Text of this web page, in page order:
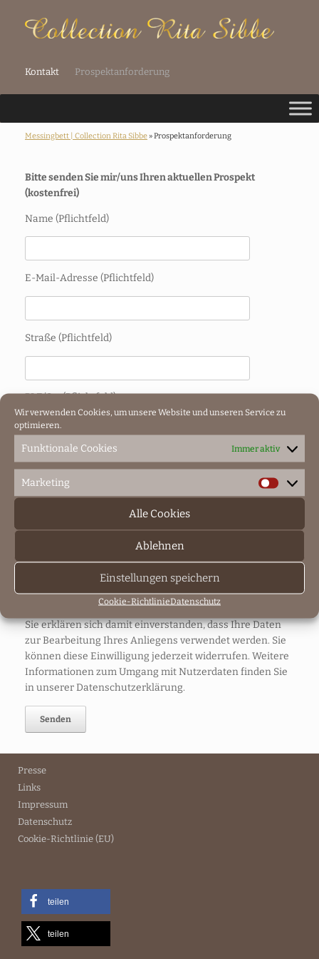
Wir verwenden Cookies, um unsere Website und unseren Service zu
optimieren.
Funktionale Cookies Immer aktiv
Marketing
Alle Cookies
Ablehnen
Einstellungen speichern
Cookie-RichtlinieDatenschutz
Kontakt Prospektanforderung
Messingbett | Collection Rita Sibbe» Prospektanforderung
Bitte senden Sie mir/uns Ihren aktuellen Prospekt
(kostenfrei)
Name (Pflichtfeld)
E-Mail-Adresse (Pflichtfeld)
Straße (Pflichtfeld)
PLZ/Ort (Pflichtfeld)
Datenschutzbestimmungen (Pflichtfeld)
Sie erklären sich damit einverstanden, dass Ihre Daten
zur Bearbeitung Ihres Anliegens verwendet werden. Sie
können diese Einwilligung jederzeit widerrufen. Weitere
Informationen zum Umgang mit Nutzerdaten finden Sie
in unserer Datenschutzerklärung.
Presse
Links
Impressum
Datenschutz
Cookie-Richtlinie (EU)
teilen
teilen